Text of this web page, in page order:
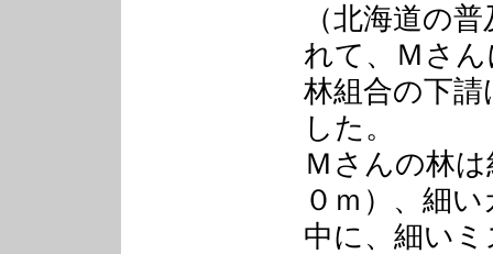
（北海道の
れて、Ｍさ
林組合の下
した。
Ｍさんの林
０ｍ）、細
中に、細い